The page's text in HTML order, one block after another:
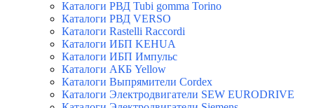
Каталоги РВД Tubi gomma Torino
Каталоги РВД VERSO
Каталоги Rastelli Raccordi
Каталоги ИБП KEHUA
Каталоги ИБП Импульс
Каталоги АКБ Yellow
Каталоги Выпрямители Cordex
Каталоги Электродвигатели SEW EURODRIVE